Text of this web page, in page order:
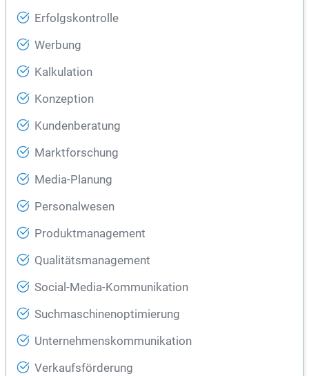
Erfolgskontrolle
Werbung
Kalkulation
Konzeption
Kundenberatung
Marktforschung
Media-Planung
Personalwesen
Produktmanagement
Qualitätsmanagement
Social-Media-Kommunikation
Suchmaschinenoptimierung
Unternehmenskommunikation
Verkaufsförderung